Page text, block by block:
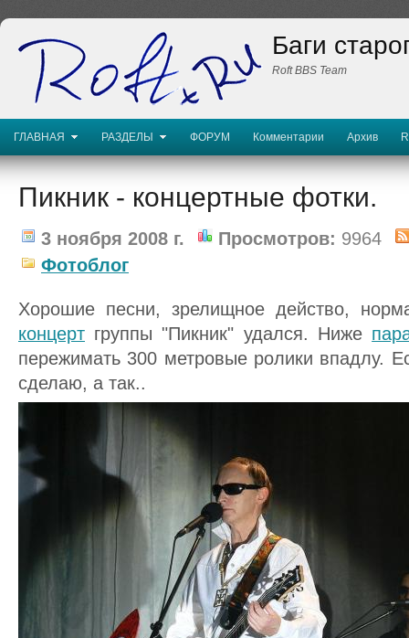
Баги
Roft BBS Team
ГЛАВНАЯ РАЗДЕЛЫ ФОРУМ Комментарии Архив
Пикник - концертные фотки.
3 ноября 2008 г. Просмотров: 9964
Фотоблог
Хорошие песни, зрелищное действо,
концерт группы "Пикник" удался. Ниже
пережимать 300 метровые ролики впадлу.
сделаю, а так..